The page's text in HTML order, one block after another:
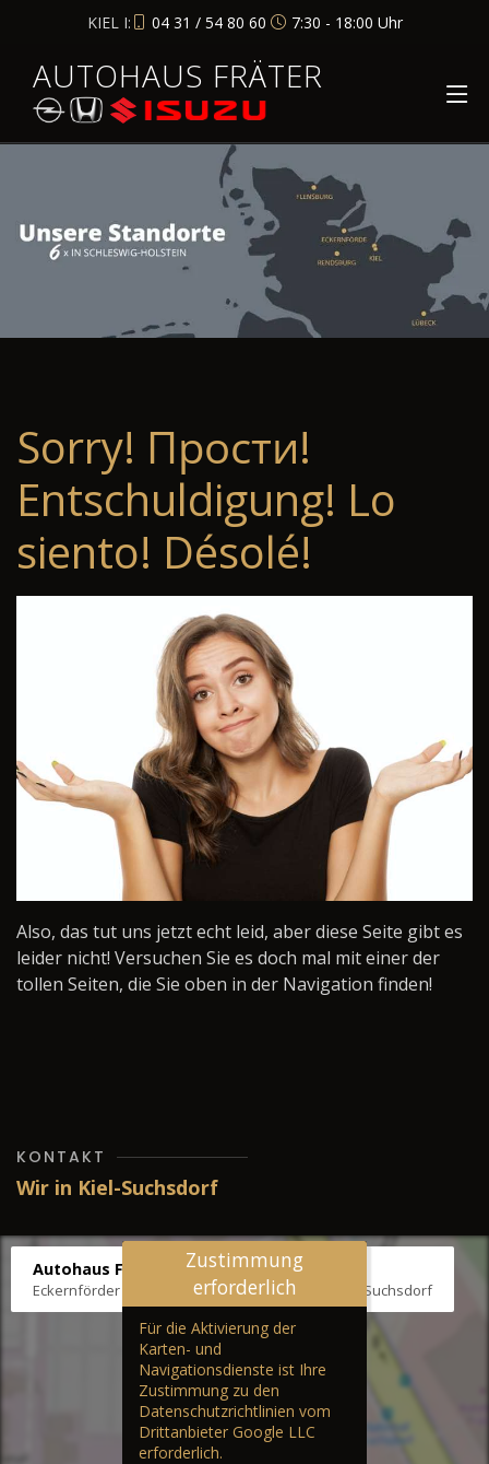
KIEL I: 04 31 / 54 80 60 7:30 - 18:00 Uhr
AUTOHAUS FRÄTER
Sorry! Прости!
Entschuldigung! Lo
siento! Désolé!
Also, das tut uns jetzt echt leid, aber diese Seite gibt es
leider nicht! Versuchen Sie es doch mal mit einer der
tollen Seiten, die Sie oben in der Navigation finden!
KONTAKT
Wir in Kiel-Suchsdorf
Autohaus Fräter
Eckernförder Str. /Klausbrooker Weg 1, 24107 Kiel-Suchsdorf
Zustimmung
erforderlich
Für die Aktivierung der
Karten- und
Navigationsdienste ist Ihre
Zustimmung zu den
Datenschutzrichtlinien vom
Drittanbieter Google LLC
erforderlich.